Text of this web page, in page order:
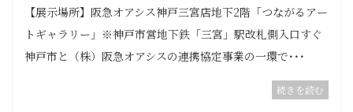
【展示場所】阪急オアシス神戸三宮店地下2階「つながるアー
トギャラリー」※神戸市営地下鉄「三宮」駅改札側入口すぐ
神戸市と（株）阪急オアシスの連携協定事業の一環で･･･
続きを読む